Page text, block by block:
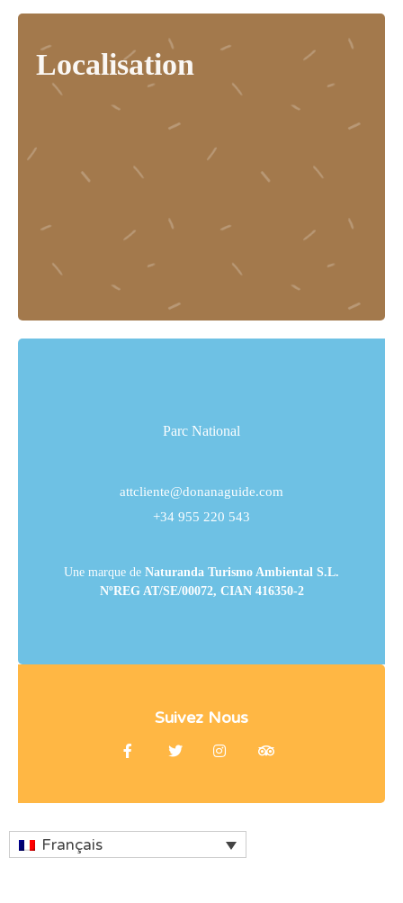
Localisation
Parc National
attcliente@donanaguide.com
+34 955 220 543
Une marque de Naturanda Turismo Ambiental S.L.
NºREG AT/SE/00072, CIAN 416350-2
Suivez Nous
Français